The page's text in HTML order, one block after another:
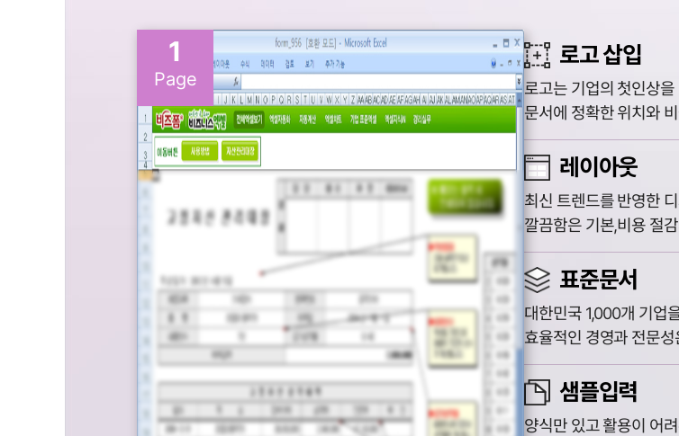
1
Page
로고 삽입
로고는 기업의 첫인상
문서에 정확한 위치와
레이아웃
최신 트렌드를 반영한
깔끔함은 기본,비용 절
표준문서
대한민국 1,000개 기업
효율적인 경영과 전문
샘플입력
양식만 있고 활용이 어